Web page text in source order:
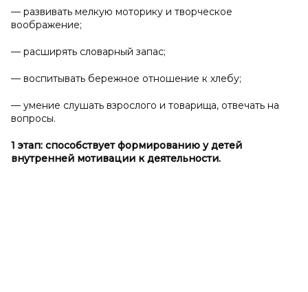
— развивать мелкую моторику и творческое
воображение;
— расширять словарный запас;
— воспитывать бережное отношение к хлебу;
— умение слушать взрослого и товарища, отвечать на
вопросы.
1 этап: способствует формированию удетей
внутренней мотивации кдеятельности.